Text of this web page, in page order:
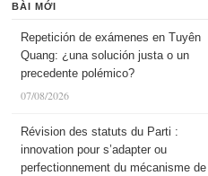
BÀI MỚI
Repetición de exámenes en Tuyên
Quang: ¿una solución justa o un
precedente polémico?
07/08/2026
Révision des statuts du Parti :
innovation pour s’adapter ou
perfectionnement du mécanisme de